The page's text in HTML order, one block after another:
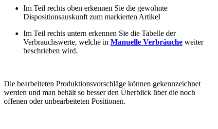
Im Teil rechts oben erkennen Sie die gewohnte
Dispositionsauskunft zum markierten Artikel
Im Teil rechts untern erkennen Sie die Tabelle der
Verbrauchswerte, welche in Manuelle Verbräuche weiter
beschrieben wird.
Die bearbeiteten Produktionsvorschläge können gekennzeichnet
werden und man behält so besser den Überblick über die noch
offenen oder unbearbeiteten Positionen.